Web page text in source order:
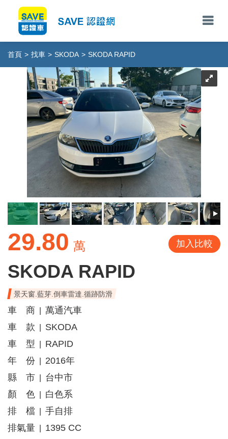
首頁 > 找車 > SKODA > SKODA RAPID
29.80 萬 加入比較
SKODA RAPID
景天窗.藍芽.倒車雷達.循跡防滑
車 商
萬通汽車
車 款
SKODA
車 型
RAPID
年 份
2016年
縣 市
台中市
顏 色
白色系
排 檔
手自排
排氣量
1395 CC